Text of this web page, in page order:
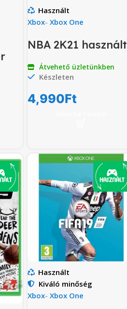
Használt
Xbox- Xbox One
NBA 2K21 használt
Átvehető üzletünkben
Készleten
4,990Ft
Használt
Kiváló minőség
Xbox- Xbox One